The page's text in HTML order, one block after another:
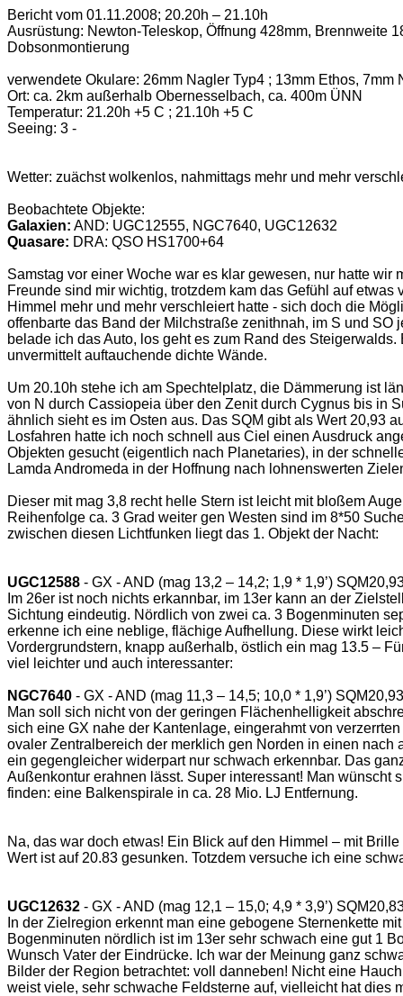
Bericht vom 01.11.2008; 20.20h – 21.10h
Ausrüstung: Newton-Teleskop, Öffnung 428mm, Brennweite
Dobsonmontierung
verwendete Okulare: 26mm Nagler Typ4 ; 13mm Ethos, 7mm
Ort: ca. 2km außerhalb Obernesselbach, ca. 400m ÜNN
Temperatur: 21.20h +5 C ; 21.10h +5 C
Seeing: 3 -
Wetter: zuächst wolkenlos, nahmittags mehr und mehr
Beobachtete Objekte:
Galaxien: AND: UGC12555, NGC7640, UGC12632
Quasare: DRA: QSO HS1700+64
Samstag vor einer Woche war es klar gewesen, nur hatte
Freunde sind mir wichtig, trotzdem kam das Gefühl auf
Himmel mehr und mehr verschleiert hatte - sich doch die
offenbarte das Band der Milchstraße zenithnah, im S und
belade ich das Auto, los geht es zum Rand des
unvermittelt auftauchende dichte Wände.
Um 20.10h stehe ich am Spechtelplatz, die Dämmerung ist
von N durch Cassiopeia über den Zenit durch Cygnus bis in
ähnlich sieht es im Osten aus. Das SQM gibt als Wert 20,93
Losfahren hatte ich noch schnell aus Ciel einen Ausdruck
Objekten gesucht (eigentlich nach Planetaries), in der
Lamda Andromeda in der Hoffnung nach lohnenswerten
Dieser mit mag 3,8 recht helle Stern ist leicht mit bloßem
Reihenfolge ca. 3 Grad weiter gen Westen sind im 8*50
zwischen diesen Lichtfunken liegt das 1. Objekt der Nacht:
UGC12588 - GX - AND (mag 13,2 – 14,2; 1,9 * 1,9’)
Im 26er ist noch nichts erkannbar, im 13er kann an der
Sichtung eindeutig. Nördlich von zwei ca. 3 Bogenminuten
erkenne ich eine neblige, flächige Aufhellung. Diese wirkt
Vordergrundstern, knapp außerhalb, östlich ein mag 13.5 –
viel leichter und auch interessanter:
NGC7640 - GX - AND (mag 11,3 – 14,5; 10,0 * 1,9’) SQM20,93
Man soll sich nicht von der geringen Flächenhelligkeit
sich eine GX nahe der Kantenlage, eingerahmt von
ovaler Zentralbereich der merklich gen Norden in einen
ein gegengleicher widerpart nur schwach erkennbar. Das
Außenkontur erahnen lässt. Super interessant! Man wünscht
finden: eine Balkenspirale in ca. 28 Mio. LJ Entfernung.
Na, das war doch etwas! Ein Blick auf den Himmel – mit
Wert ist auf 20.83 gesunken. Totzdem versuche ich eine
UGC12632 - GX - AND (mag 12,1 – 15,0; 4,9 * 3,9’)
In der Zielregion erkennt man eine gebogene Sternenkette
Bogenminuten nördlich ist im 13er sehr schwach eine gut 1
Wunsch Vater der Eindrücke. Ich war der Meinung ganz
Bilder der Region betrachtet: voll danneben! Nicht eine
weist viele, sehr schwache Feldsterne auf, vielleicht hat dies